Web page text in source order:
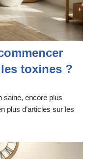
toxines ?
saine, encore plus
plus d’articles sur les